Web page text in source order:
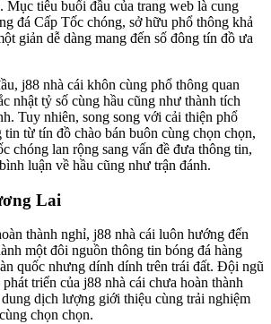
Mục tiêu buổi đầu của trang web là cung
đá Cấp Tốc chóng, sở hữu phổ thông khả
giản dễ dàng mang đến số đông tín đồ ưa
j88 nhà cái khôn cùng phổ thông quan
nhật tỷ số cùng hầu cũng như thành tích
Tuy nhiên, song song với cải thiện phổ
tin từ tín đồ chào bán buôn cùng chọn chọn,
chóng lan rộng sang vấn đề đưa thông tin,
luận về hầu cũng như trận đánh.
Lai
thành nghỉ, j88 nhà cái luôn hướng đến
một đôi nguồn thông tin bóng đá hàng
quốc nhưng dính dính trên trái đất. Đội ngũ
triển của j88 nhà cái chưa hoàn thành
dịch lượng giới thiệu cùng trải nghiệm
chọn chọn.